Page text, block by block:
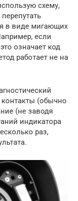
схему,
в виде мигающих
если
означает код
работает не на
(обычно
(не заводя
индикатора
раз,